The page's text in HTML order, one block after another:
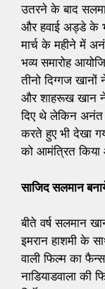
उतरने के बाद
और हवाई अड्डे के
मार्च के महीने में
भव्य समारोह
तीनो दिग्गज
और शाहरूख खान ने
दिए थे लेकिन अनंत
करते हुए भी देखा
को आमंत्रित
साजिद सलमान
बीते वर्ष सलमान
इमरान हाशमी के
वाली फिल्म का
नाडियाडवाला की